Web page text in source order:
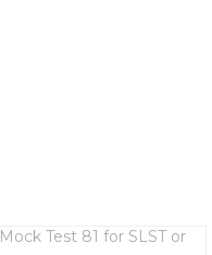
Mock Test 81 for SLST or